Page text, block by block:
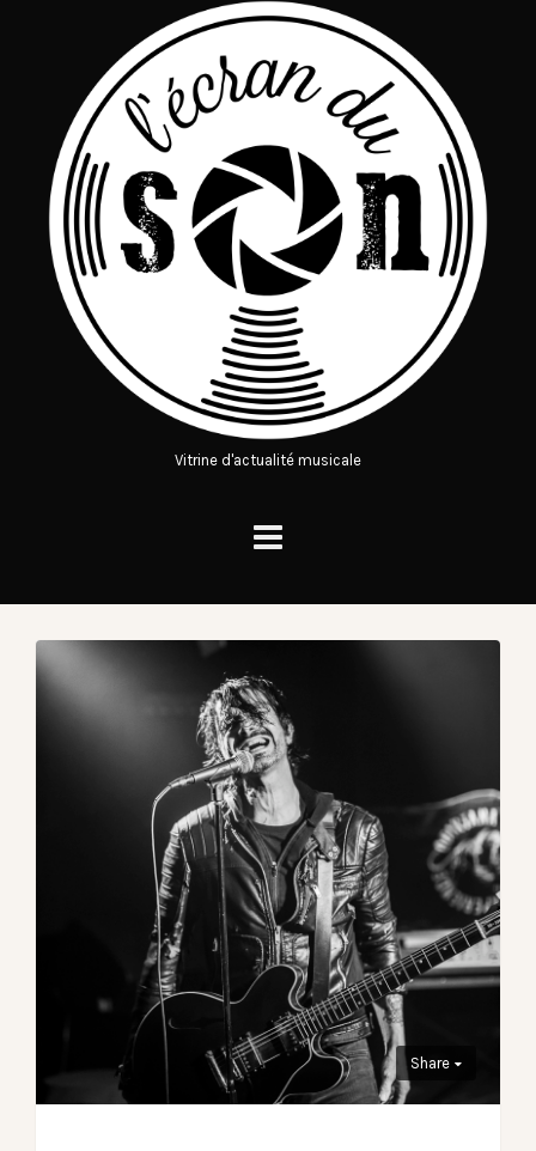
Vitrine d'actualité musicale
Share